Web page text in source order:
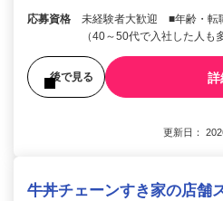
応募資格
未経験者大歓迎 ■年齢・転
（40～50代で入社した人
後で見る 詳
更新日：
牛丼チェーンすき家の店舗